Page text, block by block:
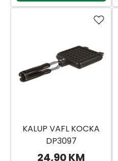
KALUP VAFL KOCKA
DP3097
24,90 KM